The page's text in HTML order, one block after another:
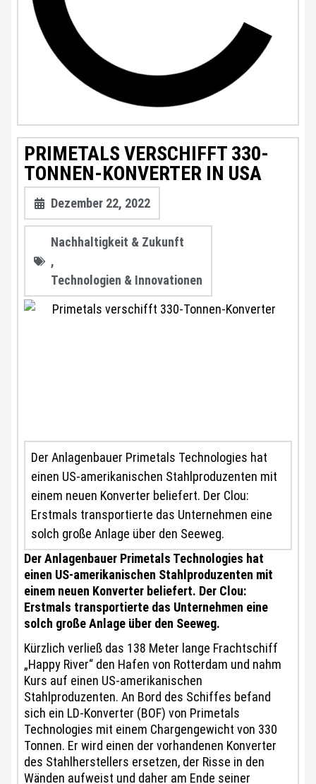
PRIMETALS VERSCHIFFT 330-
TONNEN-KONVERTER IN USA
Dezember 22, 2022
Nachhaltigkeit & Zukunft
,
Technologien & Innovationen
Der Anlagenbauer Primetals Technologies hat
einen US-amerikanischen Stahlproduzenten mit
einem neuen Konverter beliefert. Der Clou:
Erstmals transportierte das Unternehmen eine
solch große Anlage über den Seeweg.
Der Anlagenbauer Primetals Technologies hat
einen US-amerikanischen Stahlproduzenten mit
einem neuen Konverter beliefert. Der Clou:
Erstmals transportierte das Unternehmen eine
solch große Anlage über den Seeweg.
Kürzlich verließ das 138 Meter lange Frachtschiff
„Happy River“ den Hafen von Rotterdam und nahm
Kurs auf einen US-amerikanischen
Stahlproduzenten. An Bord des Schiffes befand
sich ein LD-Konverter (BOF) von Primetals
Technologies mit einem Chargengewicht von 330
Tonnen. Er wird einen der vorhandenen Konverter
des Stahlherstellers ersetzen, der Risse in den
Wänden aufweist und daher am Ende seiner